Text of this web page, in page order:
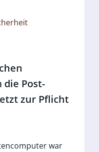
Post-
zur Pflicht
war